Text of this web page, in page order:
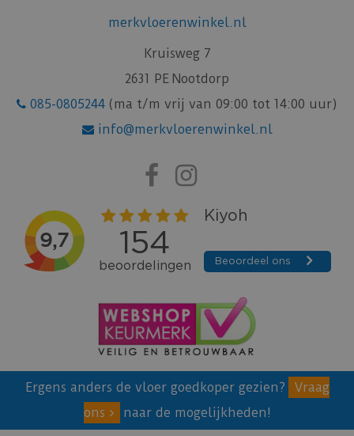
merkvloerenwinkel.nl
Kruisweg 7
2631 PE Nootdorp
085-0805244 (ma t/m vrij van 09:00 tot 14:00 uur)
info@merkvloerenwinkel.nl
Ergens anders de vloer goedkoper gezien?
Vraag
ons
naar de mogelijkheden!